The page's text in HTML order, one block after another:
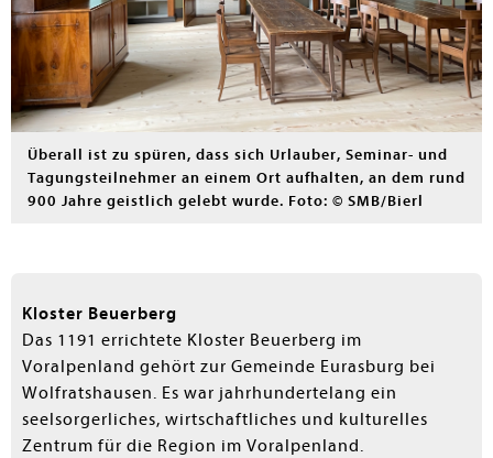
Überall ist zu spüren, dass sich Urlauber, Seminar- und
Tagungsteilnehmer an einem Ort aufhalten, an dem rund
900 Jahre geistlich gelebt wurde. Foto: © SMB/Bierl
Kloster Beuerberg
Das 1191 errichtete Kloster Beuerberg im
Voralpenland gehört zur Gemeinde Eurasburg bei
Wolfratshausen. Es war jahrhundertelang ein
seelsorgerliches, wirtschaftliches und kulturelles
Zentrum für die Region im Voralpenland.